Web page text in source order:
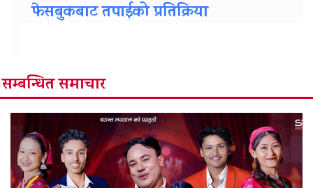
फेसबुकबाट तपाईको प्रतिक्रिया
सम्बन्धित समाचार